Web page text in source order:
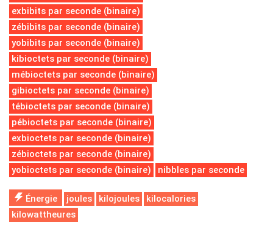
exbibits par seconde (binaire)
zébibits par seconde (binaire)
yobibits par seconde (binaire)
kibioctets par seconde (binaire)
mébioctets par seconde (binaire)
gibioctets par seconde (binaire)
tébioctets par seconde (binaire)
pébioctets par seconde (binaire)
exbioctets par seconde (binaire)
zébioctets par seconde (binaire)
yobioctets par seconde (binaire)
nibbles par seconde
Énergie joules kilojoules
kilocalories
kilowattheures